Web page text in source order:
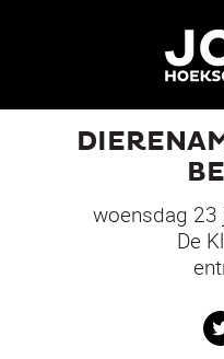
woensdag 23
De